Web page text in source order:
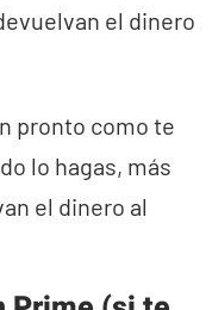
el dinero
pronto como te
lo hagas, más
el dinero al